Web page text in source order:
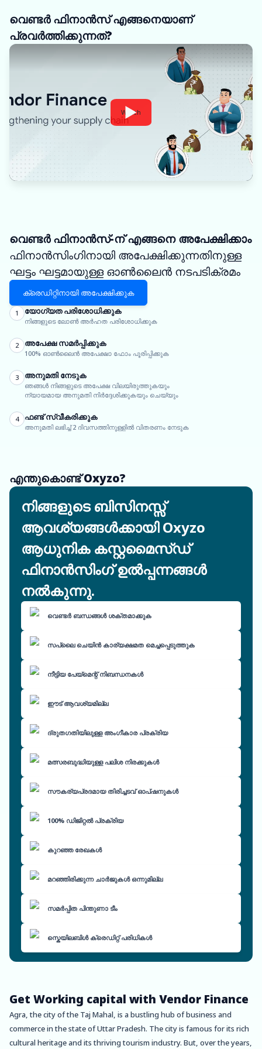
വെണ്ടർ ഫിനാൻസ് എങ്ങനെയാണ്
പ്രവർത്തിക്കുന്നത്?
Watch
വെണ്ടർ ഫിനാൻസ്-ന് എങ്ങനെ അപേക്ഷിക്കാം
ഫിനാൻസിംഗിനായി അപേക്ഷിക്കുന്നതിനുള്ള
ഘട്ടം ഘട്ടമായുള്ള ഓൺലൈൻ നടപടിക്രമം
ക്രെഡിറ്റിനായി അപേക്ഷിക്കുക
1 യോഗ്യത പരിശോധിക്കുക
നിങ്ങളുടെ ലോൺ അർഹത പരിശോധിക്കുക
2 അപേക്ഷ സമർപ്പിക്കുക
100% ഓൺലൈൻ അപേക്ഷാ ഫോം പൂരിപ്പിക്കുക
3 അനുമതി നേടുക
ഞങ്ങൾ നിങ്ങളുടെ അപേക്ഷ വിലയിരുത്തുകയും
ന്യായമായ അനുമതി നിർദ്ദേശിക്കുകയും ചെയ്യും
4 ഫണ്ട് സ്വീകരിക്കുക
അനുമതി ലഭിച്ച് 2 ദിവസത്തിനുള്ളിൽ വിതരണം നേടുക
എന്തുകൊണ്ട് Oxyzo?
നിങ്ങളുടെ ബിസിനസ്സ്
ആവശ്യങ്ങൾക്കായി Oxyzo
ആധുനിക കസ്റ്റമൈസ്ഡ്
ഫിനാൻസിംഗ് ഉൽപ്പന്നങ്ങൾ
നൽകുന്നു.
വെണ്ടർ ബന്ധങ്ങൾ ശക്തമാക്കുക
സപ്ലൈ ചെയിൻ കാര്യക്ഷമത മെച്ചപ്പെടുത്തുക
നീട്ടിയ പേയ്മെന്റ് നിബന്ധനകൾ
ഈട് ആവശ്യമില്ല
ദ്രുതഗതിയിലുള്ള അംഗീകാര പ്രക്രിയ
മത്സരബുദ്ധിയുള്ള പലിശ നിരക്കുകൾ
സൗകര്യപ്രദമായ തിരിച്ചടവ് ഓപ്ഷനുകൾ
100% ഡിജിറ്റൽ പ്രക്രിയ
കുറഞ്ഞ രേഖകൾ
മറഞ്ഞിരിക്കുന്ന ചാർജുകൾ ഒന്നുമില്ല
സമർപ്പിത പിന്തുണാ ടീം
സ്കെയിലബിൾ ക്രെഡിറ്റ് പരിധികൾ
Get Working capital with Vendor Finance
Agra, the city of the Taj Mahal, is a bustling hub of business and
commerce in the state of Uttar Pradesh. The city is famous for its rich
cultural heritage and its thriving tourism industry. But, over the years,